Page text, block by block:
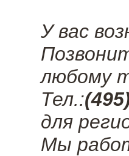
У вас
любому
Тел.:
для
Мы